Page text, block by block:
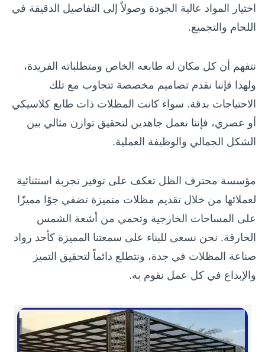
اختيار المواد عالية الجودة وصولاً إلى التفاصيل الدقيقة في
اللحام والتجميع.
نتفهم أن كل مكان له طابعه الخاص ومتطلباته الفريدة،
ولهذا فإننا نقدم تصاميم مخصصة تتجاوب مع تلك
الاحتياجات بدقة. سواء كانت المظلات ذات طابع كلاسيكي
أو عصري، فإننا نعمل جاهدين لتحقيق توازن مثالي بين
الشكل الجمالي والوظيفة العملية.
مؤسسة محترف الظل تعكف على توفير تجربة استثنائية
لعملائها من خلال تقديم مظلات متميزة تضفي جوًا مميزًا
على المساحات الخارجية وتحمي من أشعة الشمس
الحارقة. نحن نسعى للبناء على سمعتنا المميزة كأحد رواد
صناعة المظلات في جدة، ونتطلع دائماً لتحقيق التميز
والإبداع في كل عمل نقوم به.